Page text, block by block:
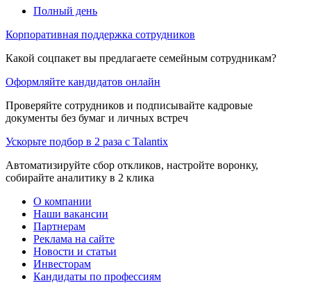
Полный день
Корпоративная поддержка сотрудников
Какой соцпакет вы предлагаете семейным сотрудникам?
Оформляйте кандидатов онлайн
Проверяйте сотрудников и подписывайте кадровые
документы без бумаг и личных встреч
Ускорьте подбор в 2 раза с Talantix
Автоматизируйте сбор откликов, настройте воронку,
собирайте аналитику в 2 клика
О компании
Наши вакансии
Партнерам
Реклама на сайте
Новости и статьи
Инвесторам
Кандидаты по профессиям